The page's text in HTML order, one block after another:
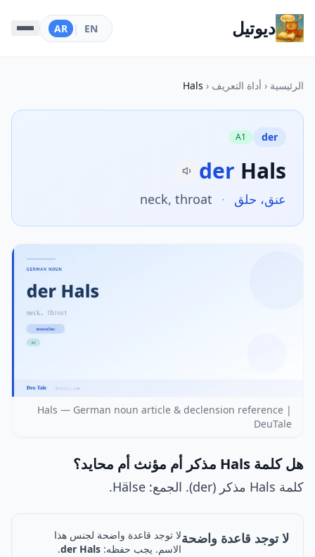
ديوتيل EN
|
AR
الرئيسية ‹ أداة التعريف ‹
Hals
der
A1
der Hals
عنق، حلق ·
neck, throat
Hals — German noun article & declension reference |
DeuTale
هل كلمة Hals مذكر أم مؤنث أم محايد؟
كلمة Hals مذكر (der). الجمع: Hälse.
لا توجد قاعدة واضحةلا توجد قاعدة واضحة لجنس هذا
الاسم. يجب حفظه: der Hals
.